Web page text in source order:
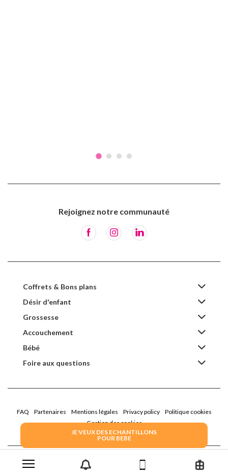
JE VEUX DES ECHANTILLONS
POUR BEBE
Rejoignez notre communauté
Coffrets & Bons plans
Désir d'enfant
Grossesse
Accouchement
Bébé
Foire aux questions
FAQ Partenaires Mentions légales Privacy policy
Politique cookies
Gestion des cookies
2022 Family Service - la Boîte Rose